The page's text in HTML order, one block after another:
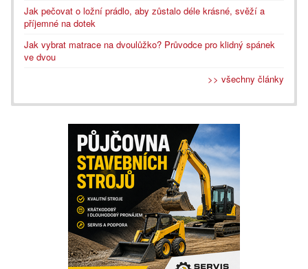
Jak pečovat o ložní prádlo, aby zůstalo déle krásné, svěží a
příjemné na dotek
Jak vybrat matrace na dvoulůžko? Průvodce pro klidný spánek
ve dvou
>> všechny články